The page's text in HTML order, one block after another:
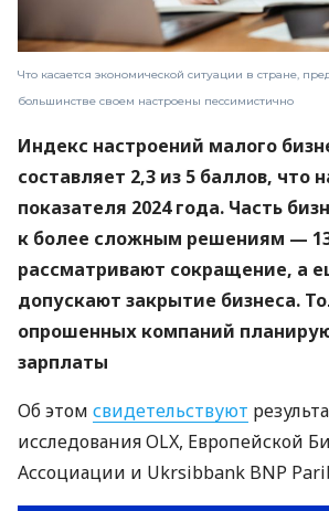
Что касается экономической ситуации в стране,
большинстве своем настроены пессимистично
Индекс настроений малого
составляет 2,3 из 5 баллов, что
показателя 2024 года. Часть
к более сложным решениям —
рассматривают сокращение, а
допускают закрытие бизнеса.
опрошенных компаний
зарплаты
Об этом свидетельствуют
исследования OLX, Европейской
Ассоциации и Ukrsibbank BNP